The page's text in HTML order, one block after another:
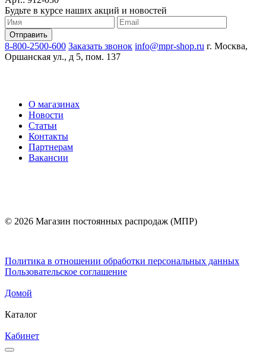
Будьте в курсе наших акций и новостей
8-800-2500-600 Заказать звонок info@mpr-shop.ru г. Москва,
Оршанская ул., д 5, пом. 137
О магазинах
Новости
Статьи
Контакты
Партнерам
Вакансии
© 2026 Магазин постоянных распродаж (МПР)
Политика в отношении обработки персональных данных
Пользовательское соглашение
Домой
Каталог
Кабинет